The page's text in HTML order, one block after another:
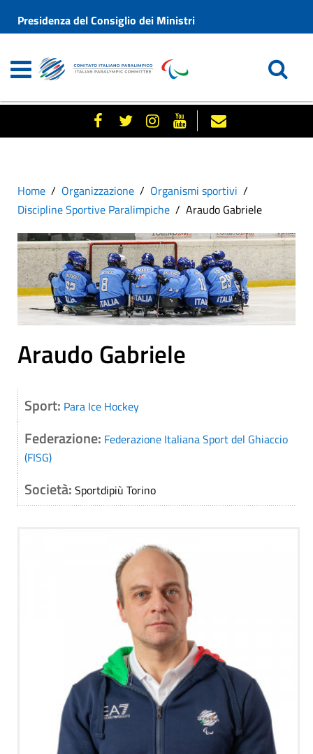
Presidenza del Consiglio dei Ministri
Home Organizzazione
Organismi sportivi
Discipline Sportive Paralimpiche
Araudo Gabriele
Araudo Gabriele
Sport: Para Ice Hockey
Federazione: Federazione Italiana Sport del Ghiaccio
(FISG)
Società: Sportdipiù Torino